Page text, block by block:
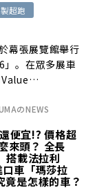
超跑
幕張展覽館舉行
」。在眾多展車
のNEWS
便宜!? 價格超
來頭？ 全長
搭載法拉利
口車「瑪莎拉
是怎樣的車？